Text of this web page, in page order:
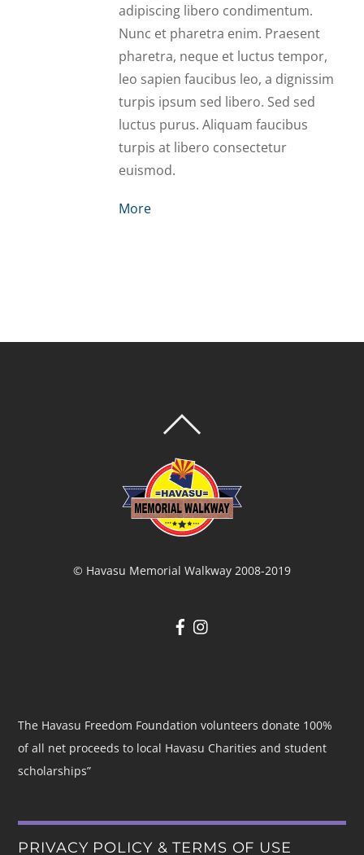
adipiscing libero condimentum.
Nunc et pharetra enim. Praesent
pharetra, neque et luctus tempor,
leo sapien faucibus leo, a dignissim
turpis ipsum sed libero. Sed sed
luctus purus. Aliquam faucibus
turpis at libero consectetur
euismod.
More
TOP
© Havasu Memorial Walkway 2008-2019
The Havasu Freedom Foundation volunteers donate 100%
of all net proceeds to local Havasu Charities and student
scholarships”
PRIVACY POLICY & TERMS OF USE